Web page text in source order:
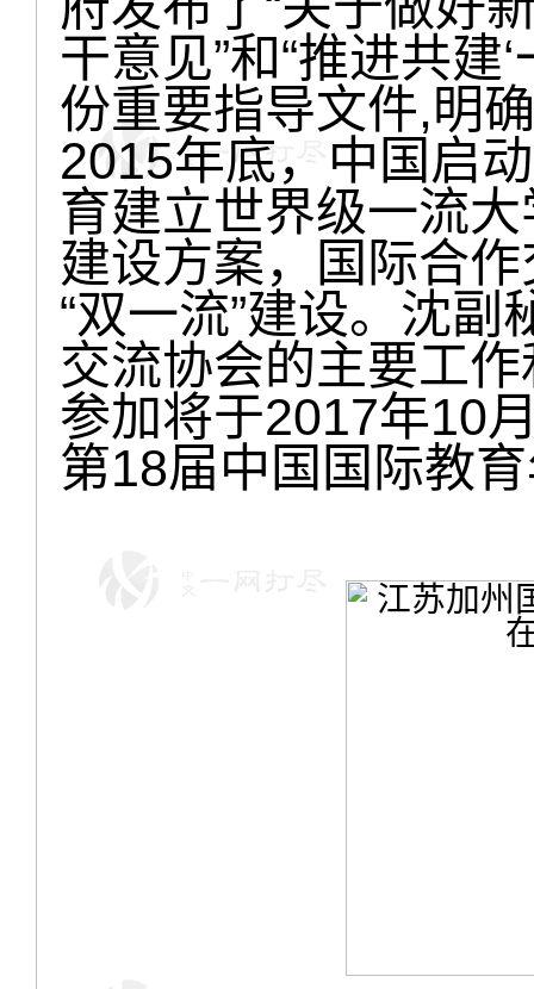
干意见”和“推进共建
份重要指导文件,明
2015年底，中国启
育建立世界级一流大
建设方案，国际合
“双一流”建设。沈
交流协会的主要工
参加将于2017年10
第18届中国国际教